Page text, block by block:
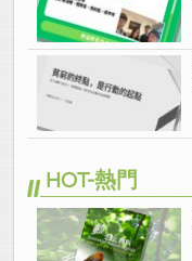
HOT-熱門